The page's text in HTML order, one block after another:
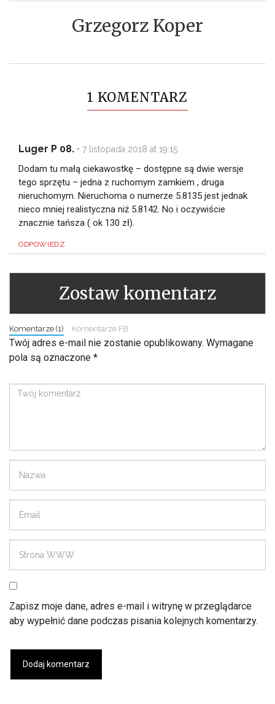
Grzegorz Koper
1 KOMENTARZ
Luger P 08. • 7 listopada 2018 at 19:15
Dodam tu małą ciekawostkę – dostępne są dwie wersje
tego sprzętu – jedna z ruchomym zamkiem , druga
nieruchomym. Nieruchoma o numerze 5.8135 jest jednak
nieco mniej realistyczna niż 5.8142. No i oczywiście
znacznie tańsza ( ok 130 zł).
ODPOWIEDZ
Zostaw komentarz
Komentarze (1) Komentarze FB
Twój adres e-mail nie zostanie opublikowany. Wymagane
pola są oznaczone *
Zapisz moje dane, adres e-mail i witrynę w przeglądarce
aby wypełnić dane podczas pisania kolejnych komentarzy.